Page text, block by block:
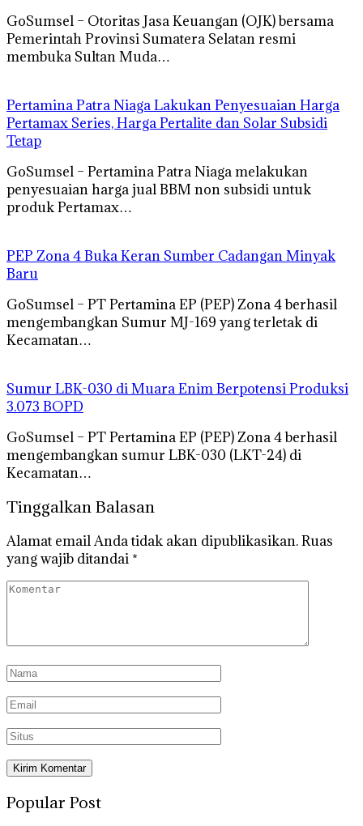
GoSumsel – Otoritas Jasa Keuangan (OJK) bersama
Pemerintah Provinsi Sumatera Selatan resmi
membuka Sultan Muda…
Pertamina Patra Niaga Lakukan Penyesuaian Harga
Pertamax Series, Harga Pertalite dan Solar Subsidi
Tetap
GoSumsel – Pertamina Patra Niaga melakukan
penyesuaian harga jual BBM non subsidi untuk
produk Pertamax…
PEP Zona 4 Buka Keran Sumber Cadangan Minyak
Baru
GoSumsel – PT Pertamina EP (PEP) Zona 4 berhasil
mengembangkan Sumur MJ-169 yang terletak di
Kecamatan…
Sumur LBK-030 di Muara Enim Berpotensi Produksi
3.073 BOPD
GoSumsel – PT Pertamina EP (PEP) Zona 4 berhasil
mengembangkan sumur LBK-030 (LKT-24) di
Kecamatan…
Tinggalkan Balasan
Alamat email Anda tidak akan dipublikasikan.Ruas
yang wajib ditandai *
Popular Post